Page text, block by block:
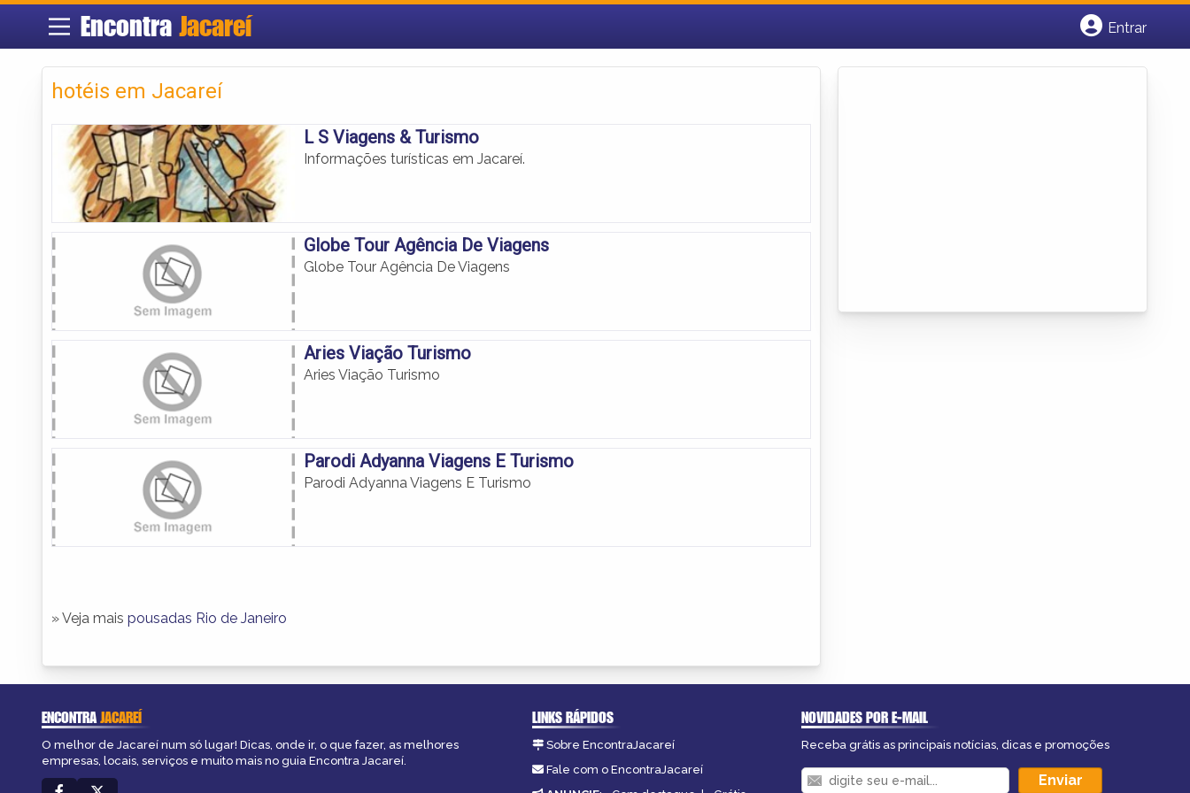
Encontra Jacareí
Entrar
hotéis em Jacareí
L S Viagens & Turismo
Informações turísticas em Jacareí.
Globe Tour Agência De Viagens
Globe Tour Agência De Viagens
Aries Viação Turismo
Aries Viação Turismo
Parodi Adyanna Viagens E Turismo
Parodi Adyanna Viagens E Turismo
» Veja mais pousadas Rio de Janeiro
ENCONTRAJACAREÍ
O melhor de Jacareí num só lugar! Dicas, onde ir, o que fazer, as melhores
empresas, locais, serviços e muito mais no guia Encontra Jacareí.
LINKS RÁPIDOS
Sobre EncontraJacareí
Fale com o EncontraJacareí
NOVIDADES POR E-MAIL
Receba grátis as principais notícias, dicas e promoções